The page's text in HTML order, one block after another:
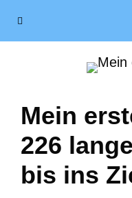
Mein
226
bis ins